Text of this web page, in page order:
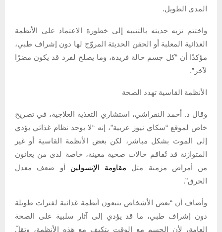
المدى الطويل.
واختتم نزيه حديثه بالتنبيه إلى خطورة الاعتماد على الأنظمة
الغذائية المعلبة أو الحقن الحديثة المروّج لها دون إشراف طبي،
مؤكدًا أن “كل جسم حالة فريدة، وما يصلح لفرد قد يكون مضرًا
لآخر”.
الأنظمة القاسية تهدد الصحة
وقال د. أحمد النقراشي، استشاري التغذية العلاجية، في تصريح
خاص لموقع “سكاي نيوز عربية”، إنه “لا يوجد نظام غذائي يؤدي
إلى الموت بشكل مباشر، لكن بعض الأنظمة القاسية أو غير
المتوازنة قد تُفاقم حالات صحية معينة، خاصة لدى من يعانون
من أمراض مزمنة مثل مقاومة الإنسولين أو ضعف معدل
الحرق”.
وأضاف أن “بعض الأشخاص يتبعون أنظمة غذائية لفترات طويلة
دون إشراف طبي، ما قد يؤدي إلى آثار سلبية على الصحة
العامة، لأن الجسم مع الوقت يتكيف مع هذه الأنظمة، وتقلّ